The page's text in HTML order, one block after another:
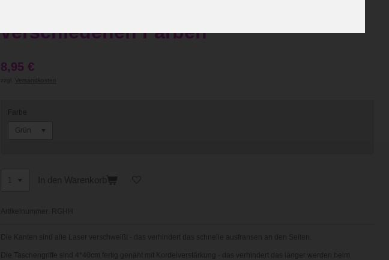
verschiedenen Farben
8,95 €
Versandkosten
In den Warenkorb
Artikelnummer: RGHH
Die Kanten sind alle Laser verschweißt das verhindert das schnelle ausfransen an den Seiten.
Die Taschengriffe sind 4*40cm fertig genäht mit Kordelverstärkung - das verhindert das länger werden beim